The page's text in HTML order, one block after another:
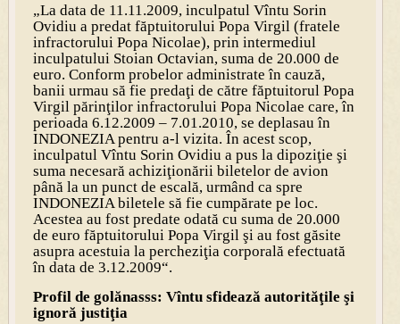
„La data de 11.11.2009, inculpatul Vîntu Sorin
Ovidiu a predat făptuitorului Popa Virgil (fratele
infractorului Popa Nicolae), prin intermediul
inculpatului Stoian Octavian, suma de 20.000 de
euro. Conform probelor administrate în cauză,
banii urmau să fie predaţi de către făptuitorul Popa
Virgil părinţilor infractorului Popa Nicolae care, în
perioada 6.12.2009 – 7.01.2010, se deplasau în
INDONEZIA pentru a-l vizita. În acest scop,
inculpatul Vîntu Sorin Ovidiu a pus la dipoziţie şi
suma necesară achiziţionării biletelor de avion
până la un punct de escală, urmând ca spre
INDONEZIA biletele să fie cumpărate pe loc.
Acestea au fost predate odată cu suma de 20.000
de euro făptuitorului Popa Virgil şi au fost găsite
asupra acestuia la percheziţia corporală efectuată
în data de 3.12.2009“.
Profil de golănasss: Vîntu sfidează autorităţile şi
ignoră justiţia